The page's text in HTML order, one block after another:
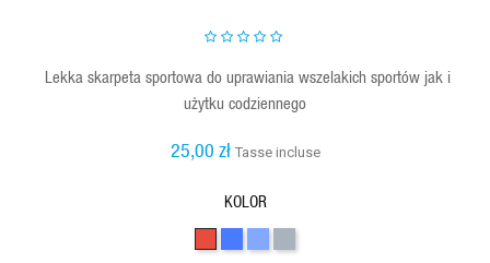
Lekka skarpeta sportowa do uprawiania wszelakich sportów jak i
użytku codziennego
25,00 zł Tasse incluse
KOLOR